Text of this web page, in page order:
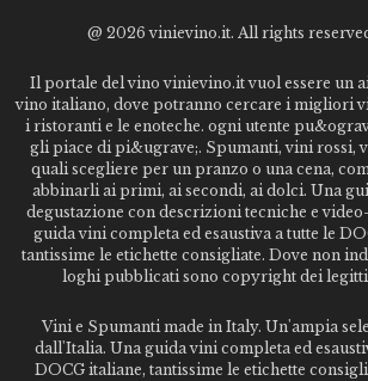
@ 2026 vinievino.it. All rights
Il portale del vino vinievino.it vuol essere un
vino italiano, dove potranno cercare i migliori
i ristoranti e le enoteche. ogni utente
gli piace di pi&ugrave;. Spumanti, vini rossi,
quali scegliere per un pranzo o una cena,
abbinarli ai primi, ai secondi, ai dolci. Una
degustazione con descrizioni tecniche e
guida vini completa ed esaustiva a tutte le
tantissime le etichette consigliate. Dove non
loghi pubblicati sono copyright dei
Vini e Spumanti made in Italy. Un'ampia
dall'Italia. Una guida vini completa ed
DOCG italiane, tantissime le etichette